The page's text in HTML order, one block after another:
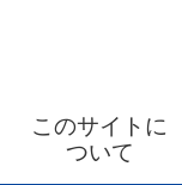
このサイトに
ついて